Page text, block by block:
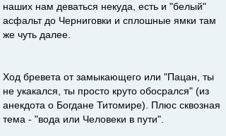
наших нам деваться некуда, есть и "белый"
асфальт до Черниговки и сплошные ямки там
же чуть далее.
Ход бревета от замыкающего или "Пацан, ты
не укакался, ты просто круто обосрался" (из
анекдота о Богдане Титомире). Плюс сквозная
тема - "вода или Человеки в пути".